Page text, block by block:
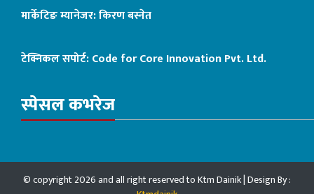
मार्केटिङ म्यानेजर: किरण बस्नेत
टेक्निकल सपोर्ट:Code for Core Innovation Pvt. Ltd.
स्पेसल कभरेज
© copyright 2026 and all right reserved to Ktm Dainik | Design By :